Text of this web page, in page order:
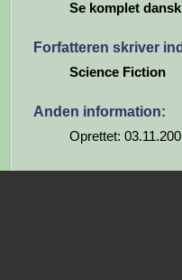
Se komplet
Forfatteren skriver
Science Fiction
Anden information:
Oprettet: